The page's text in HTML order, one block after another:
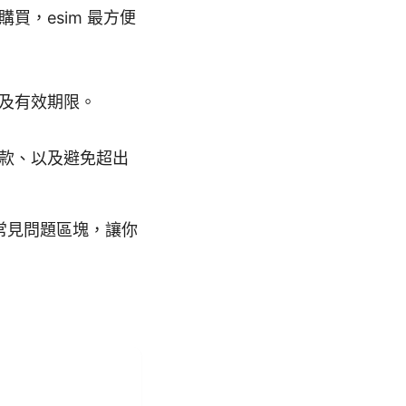
買，esim 最方便
有效期限。
、以及避免超出
見問題區塊，讓你